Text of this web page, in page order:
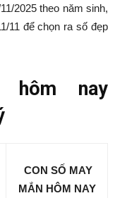
2025 theo năm sinh,
11 để chọn ra số đẹp
hôm nay
CON SỐ MAY
MẮN HÔM NAY